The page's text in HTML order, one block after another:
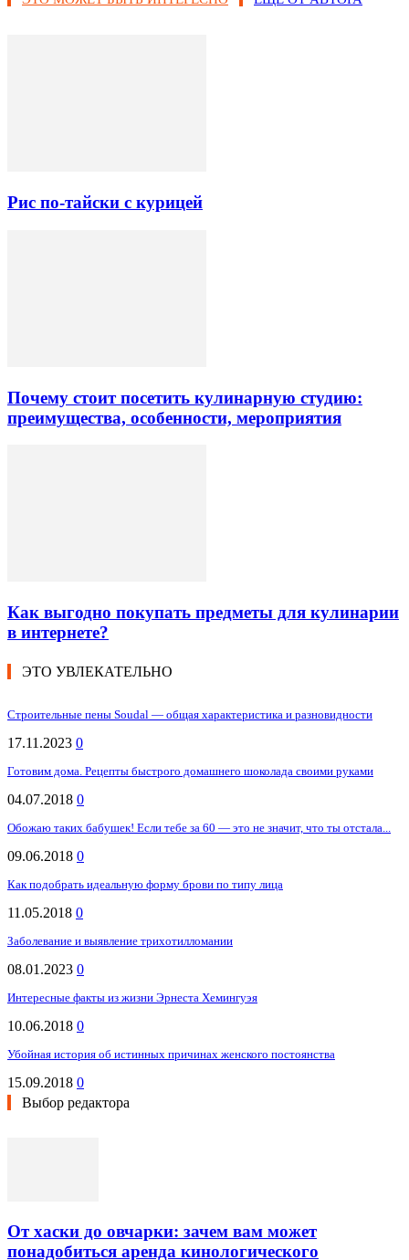
Рис по-тайски с курицей
Почему стоит посетить кулинарную студию:
преимущества, особенности, мероприятия
Как выгодно покупать предметы для кулинарии
в интернете?
ЭТО УВЛЕКАТЕЛЬНО
Строительные пены Soudal — общая характеристика и разновидности
17.11.2023 0
Готовим дома. Рецепты быстрого домашнего шоколада своими руками
04.07.2018 0
Обожаю таких бабушек! Если тебе за 60 — это не значит, что ты отстала...
09.06.2018 0
Как подобрать идеальную форму брови по типу лица
11.05.2018 0
Заболевание и выявление трихотилломании
08.01.2023 0
Интересные факты из жизни Эрнеста Хемингуэя
10.06.2018 0
Убойная история об истинных причинах женского постоянства
15.09.2018 0
Выбор редактора
От хаски до овчарки: зачем вам может
понадобиться аренда кинологического